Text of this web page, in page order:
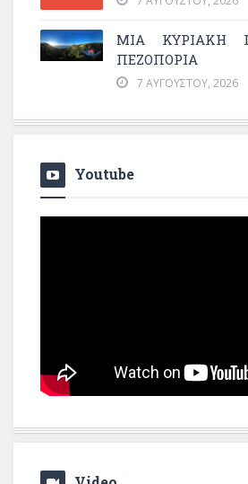
ΜΙΑ ΚΥΡΙΑΚΉ
ΠΕΖΟΠΟΡΊΑ
7 ΑΥΓΟΎΣΤΟΥ, 2026
Youtube